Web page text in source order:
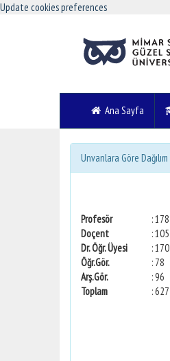
Update cookies preferences
Ana Sayfa
Unvanlara Göre Dağılım
Profesör
: 178
Doçent
: 105
Dr. Öğr. Üyesi
: 170
Öğr.Gör.
: 78
Arş.Gör.
: 96
Toplam
: 627